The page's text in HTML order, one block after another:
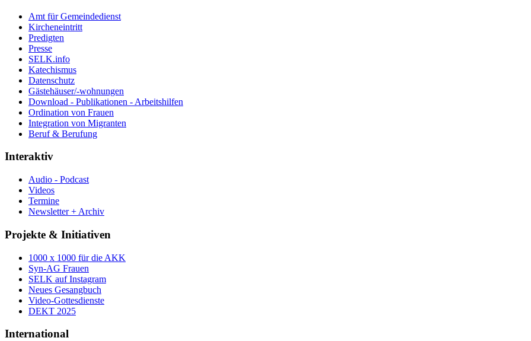
Amt für Gemeindedienst
Kircheneintritt
Predigten
Presse
SELK.info
Katechismus
Datenschutz
Gästehäuser/-wohnungen
Download - Publikationen - Arbeitshilfen
Ordination von Frauen
Integration von Migranten
Beruf & Berufung
Interaktiv
Audio - Podcast
Videos
Termine
Newsletter + Archiv
Projekte & Initiativen
1000 x 1000 für die AKK
Syn-AG Frauen
SELK auf Instagram
Neues Gesangbuch
Video-Gottesdienste
DEKT 2025
International